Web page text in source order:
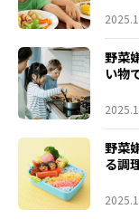
野菜
い物
野菜
る調